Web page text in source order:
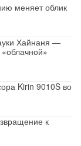
меняет облик
Хайнаня —
Kirin 9010S во
к